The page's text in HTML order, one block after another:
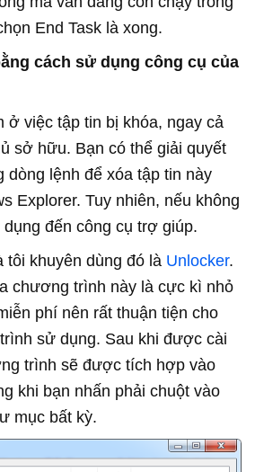
End Task là xong.
cách sử dụng công cụ của
ở việc tập tin bị khóa, ngay cả
sở hữu. Bạn có thể giải quyết
dòng lệnh để xóa tập tin này
Explorer. Tuy nhiên, nếu không
đến công cụ trợ giúp.
khuyên dùng đó là Unlocker.
chương trình này là cực kì nhỏ
phí nên rất thuận tiện cho
sử dụng. Sau khi được cài
trình sẽ được tích hợp vào
khi bạn nhấn phải chuột vào
mục bất kỳ.